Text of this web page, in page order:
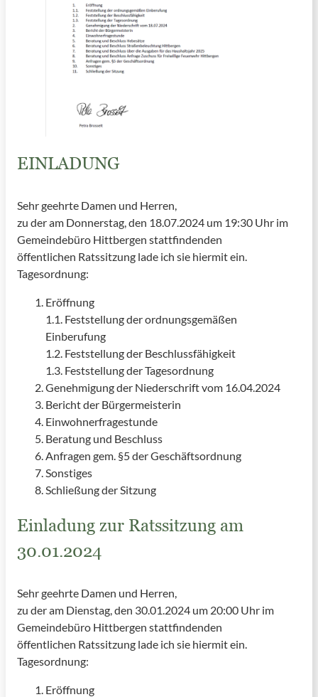
EINLADUNG
Sehr geehrte Damen und Herren,
zu der am Donnerstag, den 18.07.2024 um 19:30 Uhr im
Gemeindebüro Hittbergen stattfindenden
öffentlichen Ratssitzung lade ich sie hiermit ein.
Tagesordnung:
Eröffnung
1.1. Feststellung der ordnungsgemäßen
Einberufung
1.2. Feststellung der Beschlussfähigkeit
1.3. Feststellung der Tagesordnung
Genehmigung der Niederschrift vom 16.04.2024
Bericht der Bürgermeisterin
Einwohnerfragestunde
Beratung und Beschluss
Anfragen gem. §5 der Geschäftsordnung
Sonstiges
Schließung der Sitzung
Einladung zur Ratssitzung am
30.01.2024
Sehr geehrte Damen und Herren,
zu der am Dienstag, den 30.01.2024 um 20:00 Uhr im
Gemeindebüro Hittbergen stattfindenden
öffentlichen Ratssitzung lade ich sie hiermit ein.
Tagesordnung:
Eröffnung